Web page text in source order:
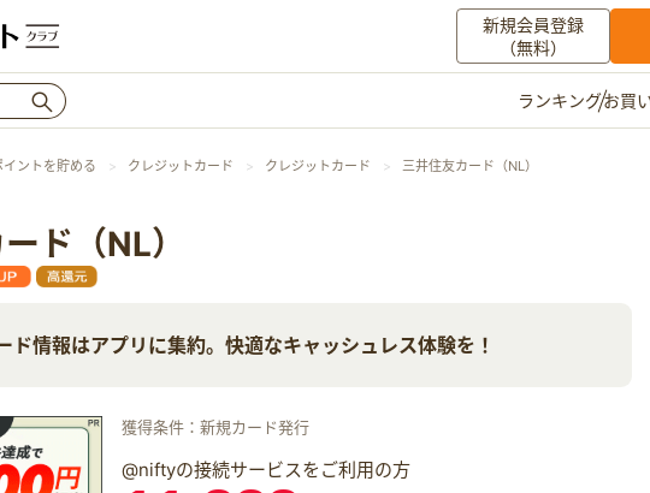
新規会員登録
（無料）
お知らせ
初心者ガイド
ランキングお買
ントを貯める クレジットカード クレジットカード 三井住友カード（NL）
ド（NL）
ド情報はアプリに集約。快適なキャッシュレス体験を！
獲得条件：新規カード発行
@niftyの接続サービスをご利用の方